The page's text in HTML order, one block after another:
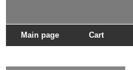
Main page Cart